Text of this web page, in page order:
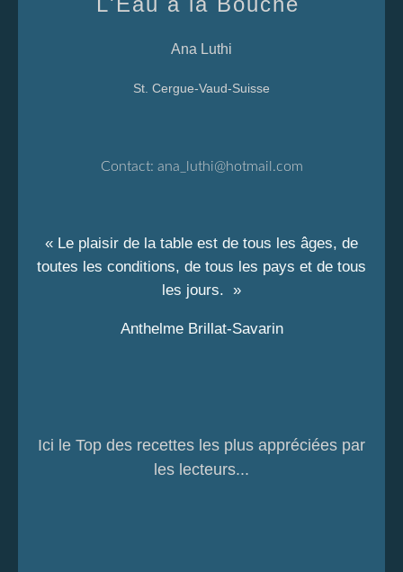
Ana Luthi
St. Cergue-Vaud-Suisse
Contact: ana_luthi@hotmail.com
« Le plaisir de la table est de tous les âges, de
toutes les conditions, de tous les pays et de tous
les jours. »
Anthelme Brillat-Savarin
Ici le Top des recettes les plus appréciées par
les lecteurs...